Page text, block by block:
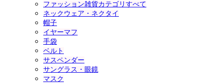
ファッション雑貨カテゴリすべて
ネックウェア・ネクタイ
帽子
イヤーマフ
手袋
ベルト
サスペンダー
サングラス・眼鏡
マスク